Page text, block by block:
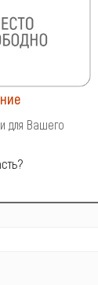
для Вашего